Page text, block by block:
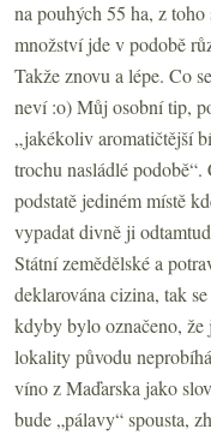
na pouhých 55 ha, z
množství jde v podobě
Takže znovu a lépe. Co
neví :o) Můj osobní tip,
„jakékoliv aromatičtější
trochu nasládlé
podstatě jediném místě
vypadat divně ji
Státní zemědělské a
deklarována cizina, tak
kdyby bylo označeno,
lokality původu
víno z Maďarska jako
bude „pálavy“ spousta,